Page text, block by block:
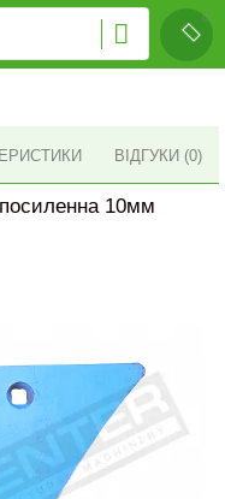
ВІДГУКИ (0)
посиленна 10мм